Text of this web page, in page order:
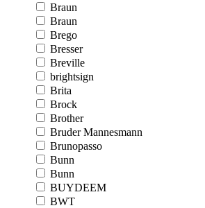
Braun
Braun
Brego
Bresser
Breville
brightsign
Brita
Brock
Brother
Bruder Mannesmann
Brunopasso
Bunn
Bunn
BUYDEEM
BWT